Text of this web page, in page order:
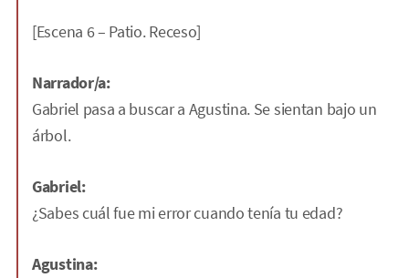
[Escena 6 – Patio. Receso]
Narrador/a:
Gabriel pasa a buscar a Agustina. Se sientan bajo un
árbol.
Gabriel:
¿Sabes cuál fue mi error cuando tenía tu edad?
Agustina: